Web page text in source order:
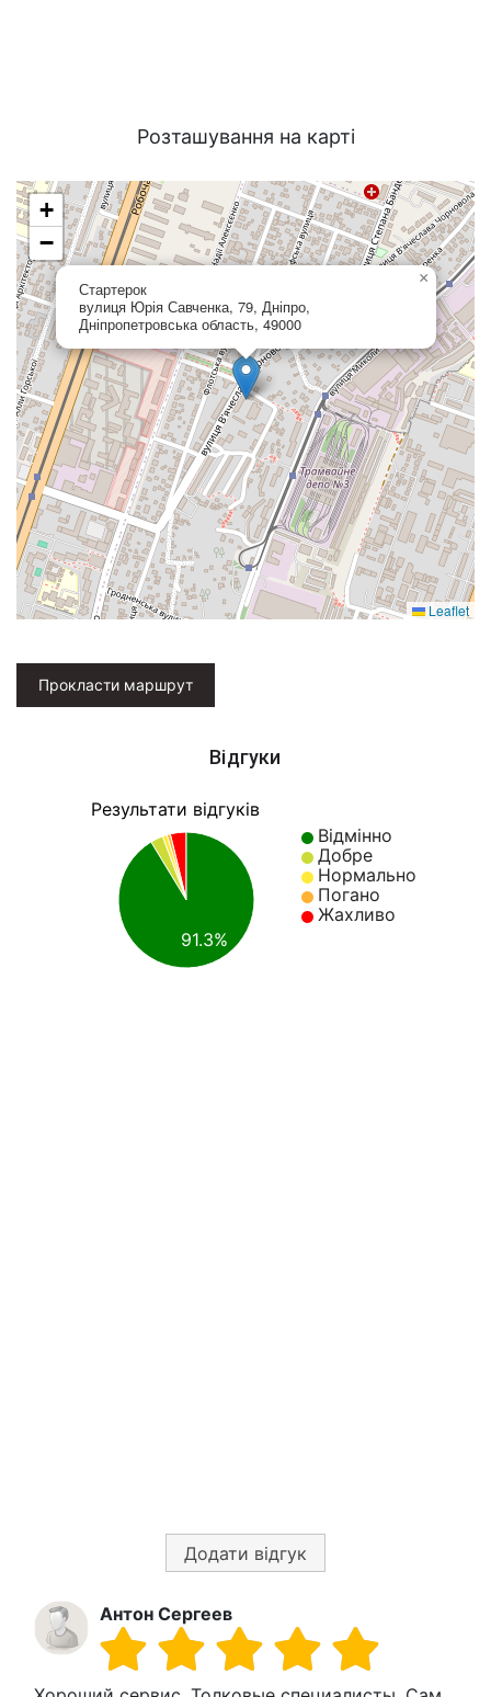
Розташування на карті
Стартерок
вулиця Юрія Савченка, 79, Дніпро,
Дніпропетровська область, 49000
×
+
−
Leaflet
Прокласти маршрут
Відгуки
Результати відгуків
Відмінно
Добре
Нормально
Погано
Жахливо
91.3%
Додати відгук
Антон Сергеев